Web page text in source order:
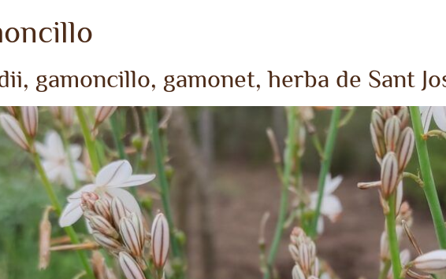
gamoncillo, gamonet, herba de Sant